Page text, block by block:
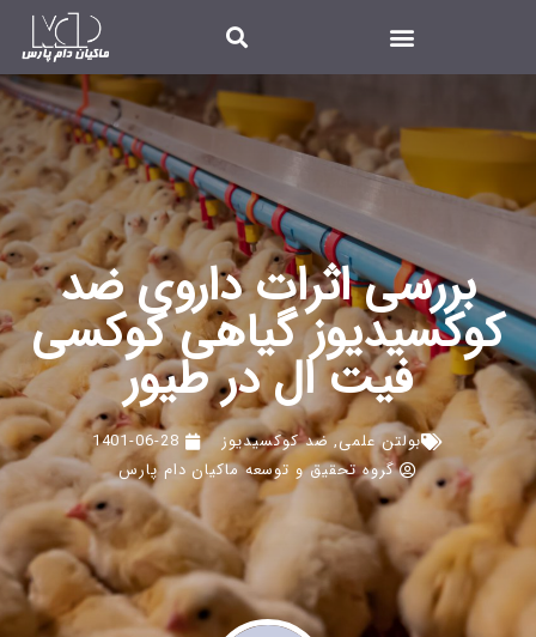
بررسی اثرات داروی ضد
کوکسیدیوز گیاهی کوکسی
فیت ال در طیور
بولتن علمی,ضد کوکسیدیوز
1401-06-28
گروه تحقیق و توسعه ماکیان دام پارس